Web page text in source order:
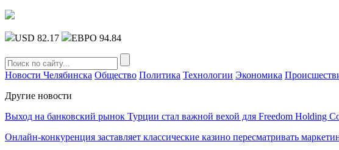
USD 82.17 ЕВРО 94.84
Новости Челябинска Общество Политика Технологии Экономика
Другие новости
Выход на банковский рынок Турции стал важной вехой для Freedom Holding
Онлайн-конкуренция заставляет классические казино пересматривать